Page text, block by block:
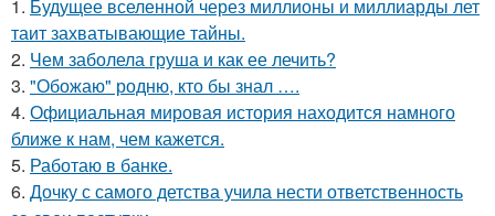
1. Будущее вселенной через миллионы и миллиарды лет
таит захватывающие тайны.
2. Чем заболела груша и как ее лечить?
3. "Обожаю" родню, кто бы знал ….
4. Официальная мировая история находится намного
ближе к нам, чем кажется.
5. Работаю в банке.
6. Дочку с самого детства учила нести ответственность